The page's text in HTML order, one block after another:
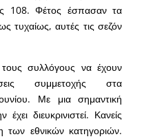
108. Φέτος έσπασαν τα
αυτές τις σεζόν
συλλόγους να έχουν
συμμετοχής στα
Με μια σημαντική
διευκρινιστεί. Κανείς
των εθνικών κατηγοριών.